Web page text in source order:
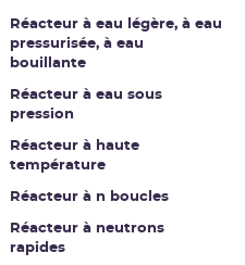
Réacteur à eau légère, à eau
pressurisée, à eau
bouillante
Réacteur à eau sous
pression
Réacteur à haute
température
Réacteur à n boucles
Réacteur à neutrons
rapides